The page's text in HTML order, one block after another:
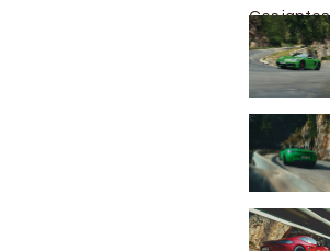
Ces jantes